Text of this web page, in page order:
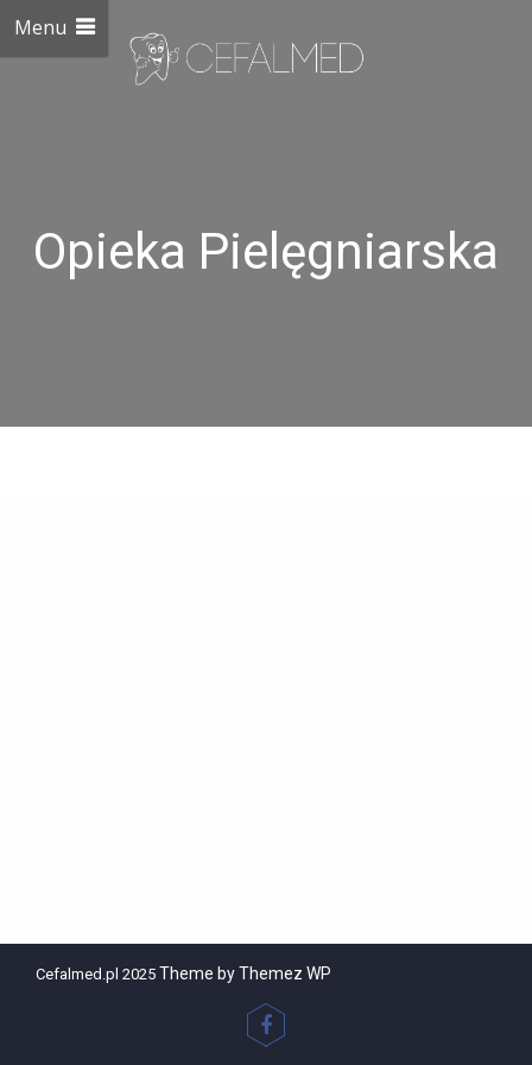
Menu
Opieka Pielęgniarska
Cefalmed.pl 2025 Theme by Themez WP